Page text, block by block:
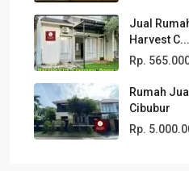
Jual
Harvest C...
Rp.
Rumah
Cibubur
Rp.